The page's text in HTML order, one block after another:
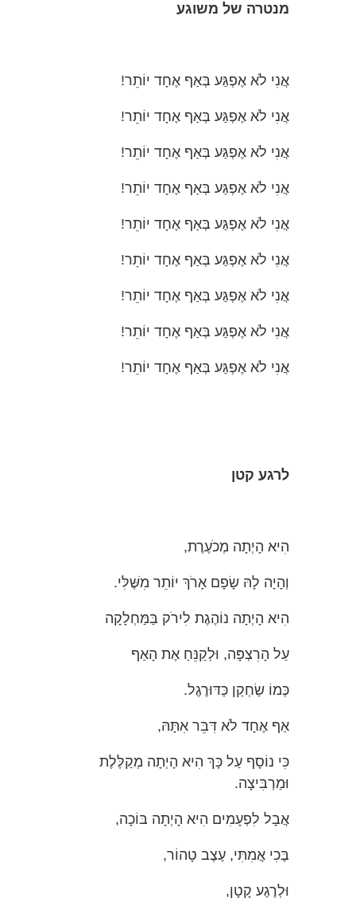
מנטרה של משוגע
אֲנִי לֹא אֶפְגַּע בְּאַף אֶחָד יוֹתֵר!
אֲנִי לֹא אֶפְגַּע בְּאַף אֶחָד יוֹתֵר!
אֲנִי לֹא אֶפְגַּע בְּאַף אֶחָד יוֹתֵר!
אֲנִי לֹא אֶפְגַּע בְּאַף אֶחָד יוֹתֵר!
אֲנִי לֹא אֶפְגַּע בְּאַף אֶחָד יוֹתֵר!
אֲנִי לֹא אֶפְגַּע בְּאַף אֶחָד יוֹתֵר!
אֲנִי לֹא אֶפְגַּע בְּאַף אֶחָד יוֹתֵר!
אֲנִי לֹא אֶפְגַּע בְּאַף אֶחָד יוֹתֵר!
אֲנִי לֹא אֶפְגַּע בְּאַף אֶחָד יוֹתֵר!
לרגע קטן
הִיא הָיְתָה מְכֹעֶרֶת,
וְהָיָה לָהּ שָׂפָם אָרֹךְ יוֹתֵר מִשֶּׁלִּי.
הִיא הָיְתָה נוֹהֶגֶת לִירֹק בַּמַּחְלָקָה
עַל הָרִצְפָּה, וּלְקַנֵּחַ אֶת הָאַף
כְּמוֹ שַׂחְקַן כַּדּוּרֶגֶל.
אַף אֶחָד לֹא דִּבֵּר אִתָּהּ,
כִּי נוֹסָף עַל כָּךְ הִיא הָיְתָה מְקַלֶּלֶת
וּמַרְבִּיצָה.
אֲבָל לִפְעָמִים הִיא הָיְתָה בּוֹכָה,
בֶּכִי אֲמִתִּי, עֶצֶב טָהוֹר,
וּלְרֶגַע קָטָן,